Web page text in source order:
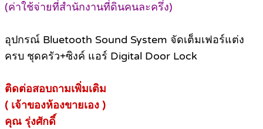
(ค่าใช้จ่ายที่สำนักงานที่ดินคนละครึ่ง)
อุปกรณ์ Bluetooth Sound System จัดเต็มเฟอร์แต่ง
ครบ ชุดครัว+ซิงค์ แอร์ Digital Door Lock
ติดต่อสอบถามเพิ่มเติม
( เจ้าของห้องขายเอง )
คุณ รุ่งศักดิ์